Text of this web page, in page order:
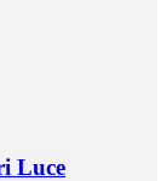
Luce